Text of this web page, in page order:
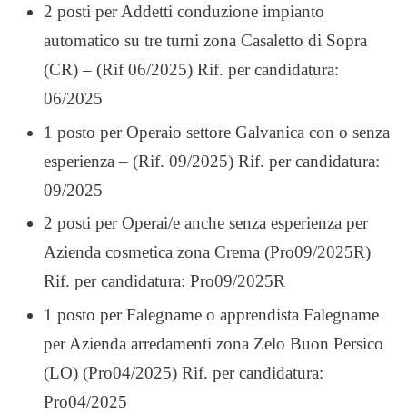
2 posti per Addetti conduzione impianto
automatico su tre turni zona Casaletto di Sopra
(CR) – (Rif 06/2025) Rif. per candidatura:
06/2025
1 posto per Operaio settore Galvanica con o senza
esperienza – (Rif. 09/2025) Rif. per candidatura:
09/2025
2 posti per Operai/e anche senza esperienza per
Azienda cosmetica zona Crema (Pro09/2025R)
Rif. per candidatura: Pro09/2025R
1 posto per Falegname o apprendista Falegname
per Azienda arredamenti zona Zelo Buon Persico
(LO) (Pro04/2025) Rif. per candidatura:
Pro04/2025